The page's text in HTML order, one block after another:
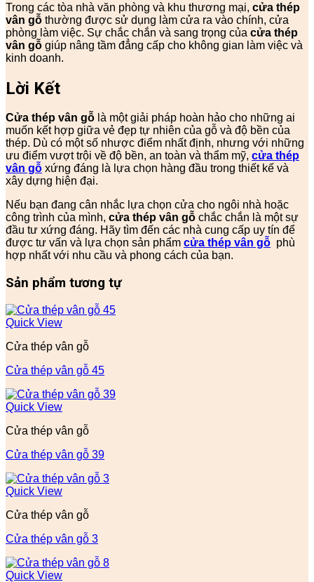
Trong các tòa nhà văn phòng và khu thương mại, cửa thép
vân gỗ thường được sử dụng làm cửa ra vào chính, cửa
phòng làm việc. Sự chắc chắn và sang trọng của cửa thép
vân gỗ giúp nâng tầm đẳng cấp cho không gian làm việc và
kinh doanh.
Lời Kết
Cửa thép vân gỗ là một giải pháp hoàn hảo cho những ai
muốn kết hợp giữa vẻ đẹp tự nhiên của gỗ và độ bền của
thép. Dù có một số nhược điểm nhất định, nhưng với những
ưu điểm vượt trội về độ bền, an toàn và thẩm mỹ, cửa thép
vân gỗ xứng đáng là lựa chọn hàng đầu trong thiết kế và
xây dựng hiện đại.
Nếu bạn đang cân nhắc lựa chọn cửa cho ngôi nhà hoặc
công trình của mình, cửa thép vân gỗ chắc chắn là một sự
đầu tư xứng đáng. Hãy tìm đến các nhà cung cấp uy tín để
được tư vấn và lựa chọn sản phẩm cửa thép vân gỗ phù
hợp nhất với nhu cầu và phong cách của bạn.
Sản phẩm tương tự
Quick View
Cửa thép vân gỗ
Cửa thép vân gỗ 45
Quick View
Cửa thép vân gỗ
Cửa thép vân gỗ 39
Quick View
Cửa thép vân gỗ
Cửa thép vân gỗ 3
Quick View